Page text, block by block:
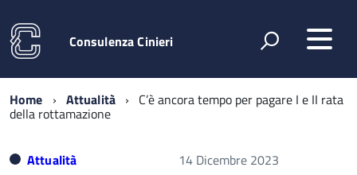
Consulenza Cinieri
Home Attualità C’è ancora tempo per pagare I e II rata
della rottamazione
Attualità 14 Dicembre 2023